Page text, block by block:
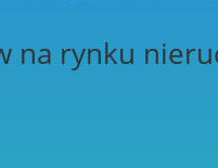
na rynku